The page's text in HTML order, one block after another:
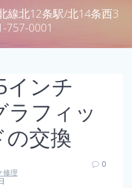
線北12条駅/北14条西3
757-0001
インチ
フィッ
の交換
修理
0